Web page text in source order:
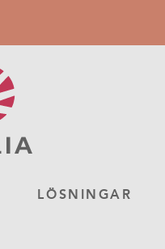
LÖSNINGAR